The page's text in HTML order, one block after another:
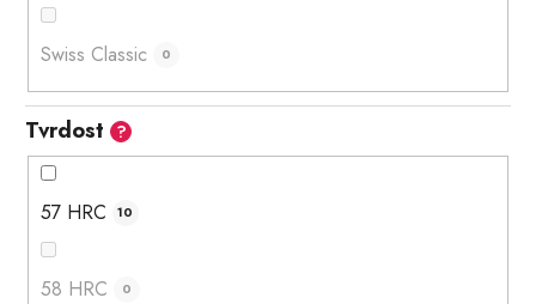
Swiss Classic 0
Tvrdost ?
57 HRC 10
58 HRC 0